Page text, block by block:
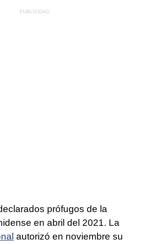
prófugos de la
en abril del 2021. La
autorizó en noviembre su